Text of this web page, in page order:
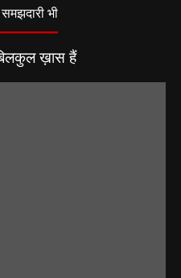
भी
ख़ास हैं